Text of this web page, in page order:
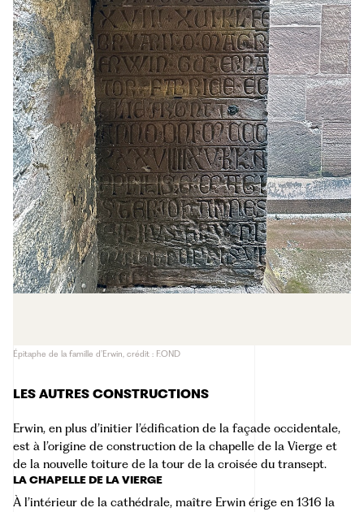
Épitaphe de la famille d’Erwin, crédit : F.OND
LES AUTRES CONSTRUCTIONS
Erwin, en plus d’initier l’édification de la façade occidentale,
est à l’origine de construction de la chapelle de la Vierge et
de la nouvelle toiture de la tour de la croisée du transept.
LA CHAPELLE DE LA VIERGE
À l’intérieur de la cathédrale, maître Erwin érige en 1316 la